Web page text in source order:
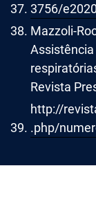
3756/
Mazzoli-
Revista
http://
.php/